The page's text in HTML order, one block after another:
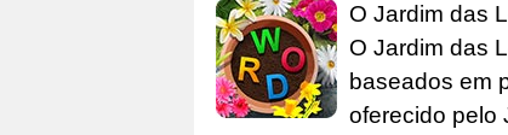
O Jardim das
O Jardim das
baseados em
oferecido pelo